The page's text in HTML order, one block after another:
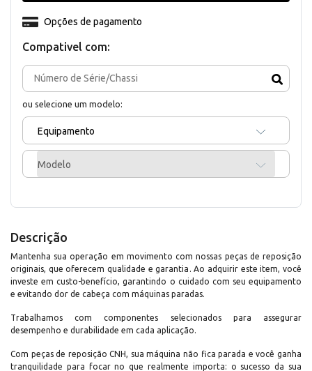
Compativel com:
ou selecione um modelo:
Equipamento
Modelo
Opções de pagamento
Descrição
Mantenha sua operação em movimento com nossas peças de reposição
originais, que oferecem qualidade e garantia. Ao adquirir este item, você
investe em custo-benefício, garantindo o cuidado com seu equipamento
e evitando dor de cabeça com máquinas paradas.
Trabalhamos com componentes selecionados para assegurar
desempenho e durabilidade em cada aplicação.
Com peças de reposição CNH, sua máquina não fica parada e você ganha
tranquilidade para focar no que realmente importa: o sucesso da sua